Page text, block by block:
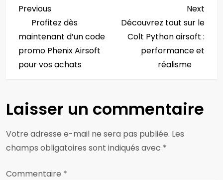
N
a
v
g
a
t
i
Previous
Post
Previous
Profitez dès
maintenant d’un code
promo Phenix Airsoft
pour vos achats
Post
Next
Découvrez tout sur le
Colt Python airsoft :
performance et
réalisme
Laisser un commentaire
Votre adresse e-mail ne sera pas publiée. Les
champs obligatoires sont indiqués avec *
Commentaire *